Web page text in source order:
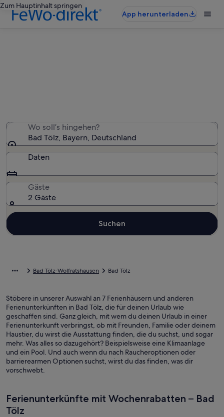
Zum Hauptinhalt springen
App herunterladen
Wo soll’s hingehen?
Bad Tölz, Bayern, Deutschland
Daten
Gäste
2 Gäste
Suchen
Bad Tölz-Wolfratshausen Bad Tölz
Stöbere in unserer Auswahl an 7 Ferienhäusern und anderen
Ferienunterkünften in Bad Tölz, die für deinen Urlaub wie
geschaffen sind. Ganz gleich, mit wem du deinen Urlaub in einer
Ferienunterkunft verbringst, ob mit Freunden, Familie oder deinem
Haustier, du wirst die Ausstattung finden, die du suchst, und sogar
mehr. Was alles so dazugehört? Beispielsweise eine Klimaanlage
und ein Pool. Und auch wenn du nach Raucheroptionen oder
barrierearmen Optionen suchst, wirst du das finden, was dir
vorschwebt.
Ferienunterkünfte mit Wochenrabatten – Bad
Tölz